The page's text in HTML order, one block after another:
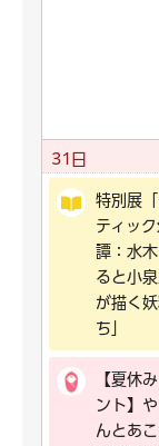
31日
特別展
ティッ
譚：水
ると小
が描く
ち」
【夏休
ント】
んとあ